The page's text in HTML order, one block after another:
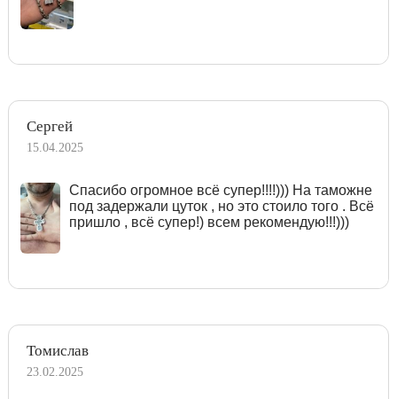
Сергей
15.04.2025
Спасибо огромное всё супер!!!!))) На таможне
под задержали цуток , но это стоило того . Всё
пришло , всё супер!) всем рекомендую!!!)))
Томислав
23.02.2025